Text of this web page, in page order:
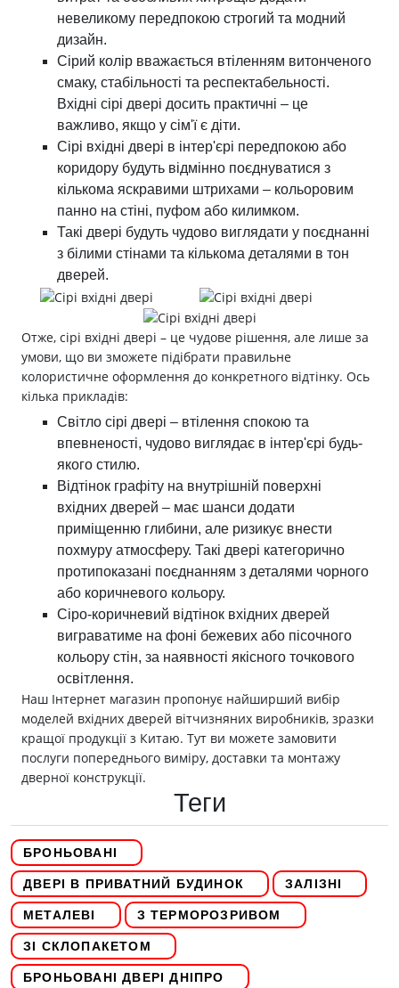
невеликому передпокою строгий та модний
дизайн.
Сірий колір вважається втіленням витонченого
смаку, стабільності та респектабельності.
Вхідні сірі двері досить практичні – це
важливо, якщо у сім'ї є діти.
Сірі вхідні двері в інтер'єрі передпокою або
коридору будуть відмінно поєднуватися з
кількома яскравими штрихами – кольоровим
панно на стіні, пуфом або килимком.
Такі двері будуть чудово виглядати у поєднанні
з білими стінами та кількома деталями в тон
дверей.
Отже, сірі вхідні двері – це чудове рішення, але лише за
умови, що ви зможете підібрати правильне
колористичне оформлення до конкретного відтінку. Ось
кілька прикладів:
Світло сірі двері – втілення спокою та
впевненості, чудово виглядає в інтер'єрі будь-
якого стилю.
Відтінок графіту на внутрішній поверхні
вхідних дверей – має шанси додати
приміщенню глибини, але ризикує внести
похмуру атмосферу. Такі двері категорично
протипоказані поєднанням з деталями чорного
або коричневого кольору.
Сіро-коричневий відтінок вхідних дверей
виграватиме на фоні бежевих або пісочного
кольору стін, за наявності якісного точкового
освітлення.
Наш Інтернет магазин пропонує найширший вибір
моделей вхідних дверей вітчизняних виробників, зразки
кращої продукції з Китаю. Тут ви можете замовити
послуги попереднього виміру, доставки та монтажу
дверної конструкції.
Теги
БРОНЬОВАНІ
ДВЕРІ В ПРИВАТНИЙ БУДИНОК ЗАЛІЗНІ
МЕТАЛЕВІ З ТЕРМОРОЗРИВОМ
ЗІ СКЛОПАКЕТОМ
БРОНЬОВАНІ ДВЕРІ ДНІПРО